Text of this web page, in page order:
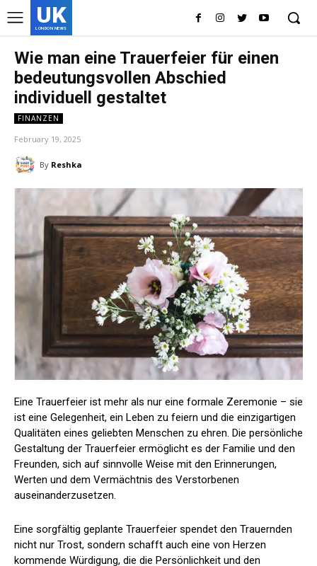
UK
LONDON NEWS
Wie man eine Trauerfeier für einen
bedeutungsvollen Abschied
individuell gestaltet
FINANZEN
February 19, 2025
By Reshka
Eine Trauerfeier ist mehr als nur eine formale Zeremonie – sie
ist eine Gelegenheit, ein Leben zu feiern und die einzigartigen
Qualitäten eines geliebten Menschen zu ehren. Die persönliche
Gestaltung der Trauerfeier ermöglicht es der Familie und den
Freunden, sich auf sinnvolle Weise mit den Erinnerungen,
Werten und dem Vermächtnis des Verstorbenen
auseinanderzusetzen.
Eine sorgfältig geplante Trauerfeier spendet den Trauernden
nicht nur Trost, sondern schafft auch eine von Herzen
kommende Würdigung, die die Persönlichkeit und den